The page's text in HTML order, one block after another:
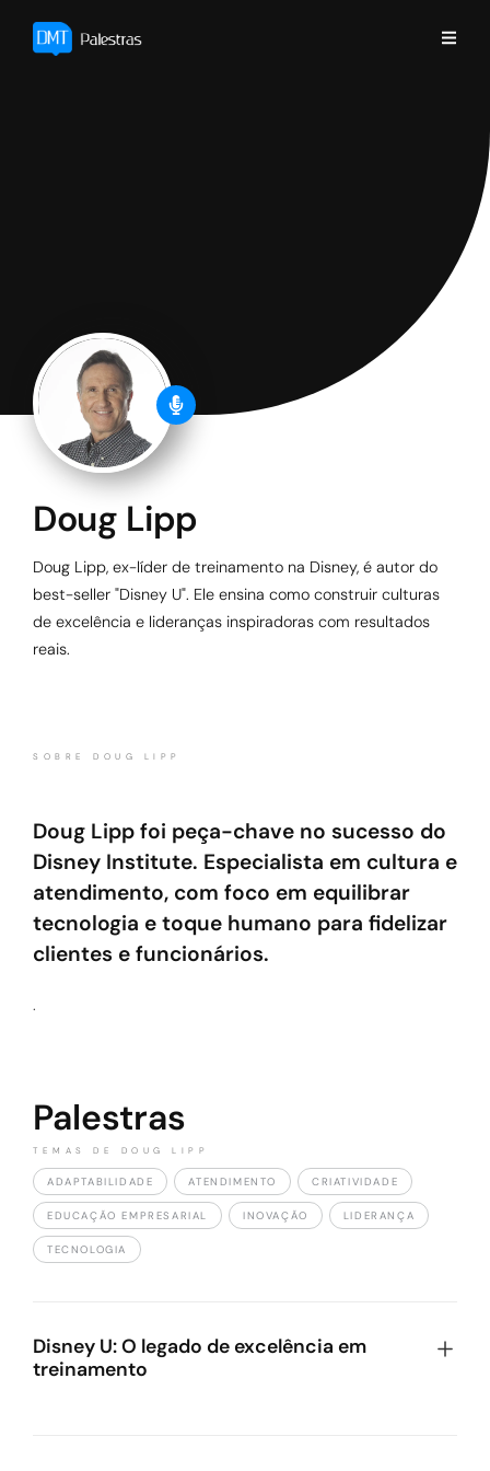
Doug Lipp
Doug Lipp, ex-líder de treinamento na Disney, é autor do
best-seller "Disney U". Ele ensina como construir culturas
de excelência e lideranças inspiradoras com resultados
reais.
SOBRE DOUG LIPP
Doug Lipp foi peça-chave no sucesso do
Disney Institute. Especialista em cultura e
atendimento, com foco em equilibrar
tecnologia e toque humano para fidelizar
clientes e funcionários.
.
Palestras
TEMAS DE DOUG LIPP
ADAPTABILIDADE ATENDIMENTO CRIATIVIDADE
EDUCAÇÃO EMPRESARIAL INOVAÇÃO LIDERANÇA
TECNOLOGIA
Disney U: O legado de excelência em
treinamento